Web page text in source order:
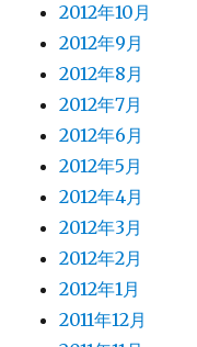
2012年10月
2012年9月
2012年8月
2012年7月
2012年6月
2012年5月
2012年4月
2012年3月
2012年2月
2012年1月
2011年12月